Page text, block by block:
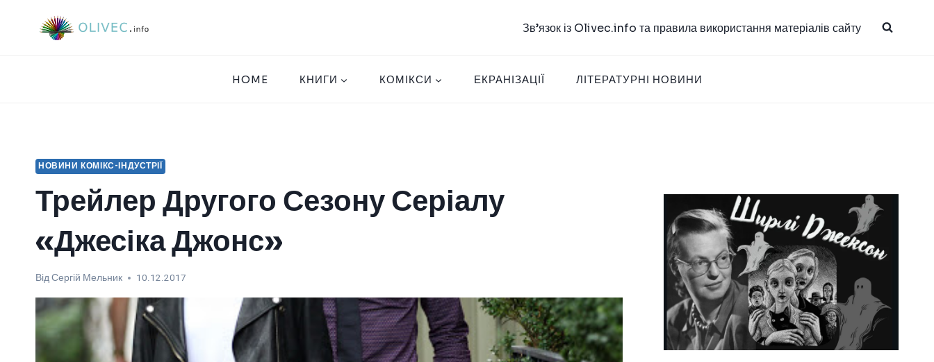
Зв’язок із Olivec.info та правила використання матеріалів сайту
HOME КНИГИ КОМІКСИ ЕКРАНІЗАЦІЇ ЛІТЕРАТУРНІ НОВИНИ
НОВИНИ КОМІКС-ІНДУСТРІЇ
Трейлер Другого Сезону Серіалу
«Джесіка Джонс»
ВідСергій Мельник 10.12.2017